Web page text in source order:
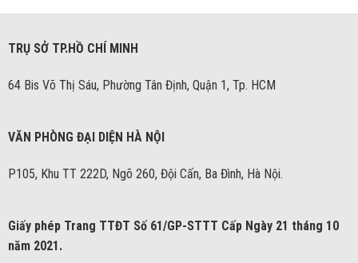
TRỤ SỞ TP.HỒ CHÍ MINH
64 Bis Võ Thị Sáu, Phường Tân Định, Quận 1, Tp. HCM
VĂN PHÒNG ĐẠI DIỆN HÀ NỘI
P105, Khu TT 222D, Ngõ 260, Đội Cấn, Ba Đình, Hà Nội.
Giấy phép Trang TTĐT Số 61/GP-STTT Cấp Ngày 21 tháng 10
năm 2021.